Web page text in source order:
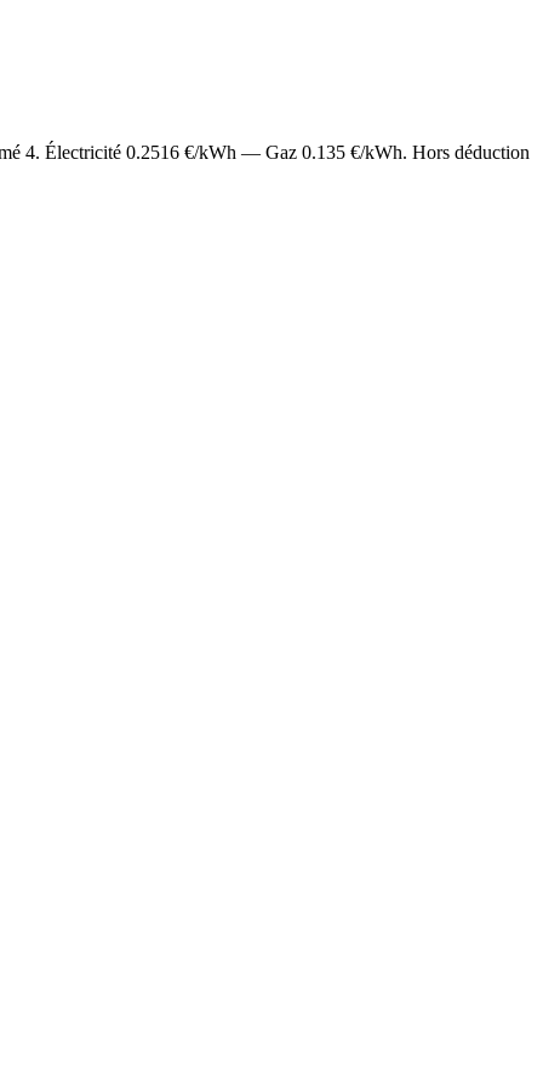
4. Électricité 0.2516 €/kWh — Gaz 0.135 €/kWh. Hors déduction